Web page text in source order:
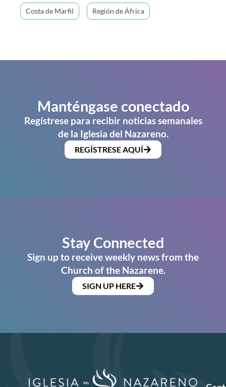
Costa de Marfil Región de África
Manténgase conectado
Regístrese para recibir noticias semanales
de la Iglesia del Nazareno.
REGÍSTRESE AQUÍ
Stay Connected
Sign up to receive weekly news from the
Church of the Nazarene.
SIGN UP HERE